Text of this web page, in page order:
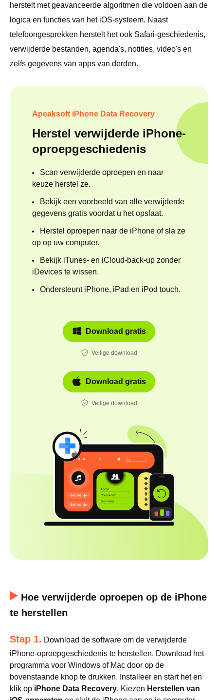
herstelt met geavanceerde algoritmen die voldoen aan de
logica en functies van het iOS-systeem. Naast
telefoongesprekken herstelt het ook Safari-geschiedenis,
verwijderde bestanden, agenda's, notities, video's en
zelfs gegevens van apps van derden.
Apeaksoft iPhone Data Recovery
Herstel verwijderde iPhone-
oproepgeschiedenis
Scan verwijderde oproepen en naar
keuze herstel ze.
Bekijk een voorbeeld van alle verwijderde
gegevens gratis voordat u het opslaat.
Herstel oproepen naar de iPhone of sla ze
op op uw computer.
Bekijk iTunes- en iCloud-back-up zonder
iDevices te wissen.
Ondersteunt iPhone, iPad en iPod touch.
Download gratis
Veilige download
Download gratis
Veilige download
Hoe verwijderde oproepen op de iPhone
te herstellen
Stap 1. Download de software om de verwijderde
iPhone-oproepgeschiedenis te herstellen. Download het
programma voor Windows of Mac door op de
bovenstaande knop te drukken. Installeer en start het en
klik op iPhone Data Recovery. Kiezen Herstellen van